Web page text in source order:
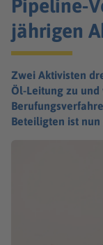
Pipeline-
jährigen
Zwei Aktivisten
Öl-Leitung zu
Beteiligten ist